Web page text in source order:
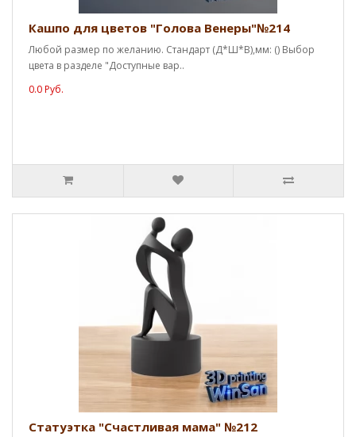
Кашпо для цветов "Голова Венеры"№214
Любой размер по желанию. Стандарт (Д*Ш*В),мм: () Выбор
цвета в разделе "Доступные вар..
0.0 Руб.
Статуэтка "Счастливая мама" №212